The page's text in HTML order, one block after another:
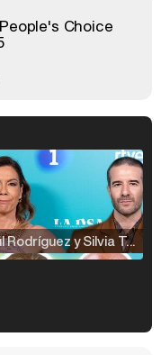
Choice
Raúl Rodríguez y Silvia Taulés nos cuentan su papel en 'La familia de la tele'